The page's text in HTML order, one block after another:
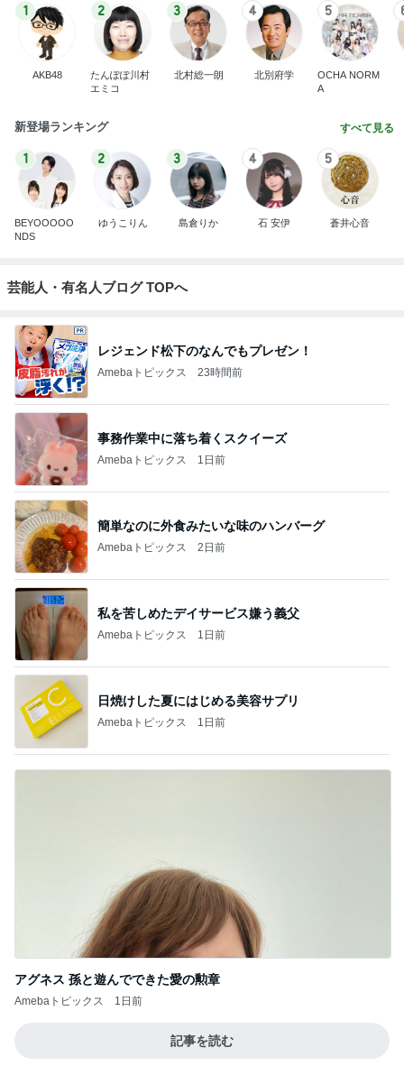
1
AKB48
2
たんぽぽ川村
エミコ
3
北村総一朗
4
北別府学
5
OCHA NORM
A
新登場ランキング すべて見る
1
BEYOOOOO
NDS
2
ゆうこりん
3
島倉りか
4
石 安伊
5
蒼井心音
芸能人・有名人ブログ TOPへ
レジェンド松下のなんでもプレゼン！
Amebaトピックス 23時間前
事務作業中に落ち着くスクイーズ
Amebaトピックス 1日前
簡単なのに外食みたいな味のハンバーグ
Amebaトピックス 2日前
私を苦しめたデイサービス嫌う義父
Amebaトピックス 1日前
日焼けした夏にはじめる美容サプリ
Amebaトピックス 1日前
アグネス 孫と遊んでできた愛の勲章
Amebaトピックス 1日前
記事を読む